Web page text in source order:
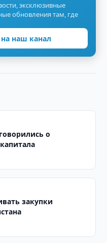
эксклюзивные
обновления там, где
наш канал
о
закупки